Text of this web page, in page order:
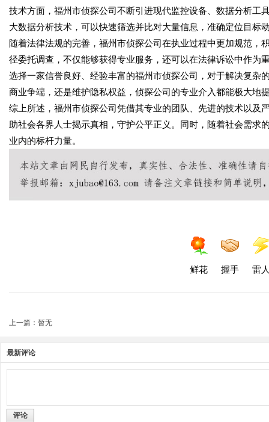
技术方面，福州市侦探公司不断引进现代监控设备、数据分析工
大数据分析技术，可以快速筛选并比对大量信息，准确定位目标
随着法律法规的完善，福州市侦探公司在执业过程中更加规范
径委托调查，不仅能够获得专业服务，还可以在法律诉讼中作为
选择一家信誉良好、经验丰富的福州市侦探公司，对于解决复杂
商业争端，还是维护隐私权益，侦探公司的专业介入都能极大地
综上所述，福州市侦探公司凭借其专业的团队、先进的技术以及
助社会各界人士揭示真相，守护公平正义。同时，随着社会需
业内的标杆力量。
鲜花 握手 雷
上一篇：暂无
最新评论
评论